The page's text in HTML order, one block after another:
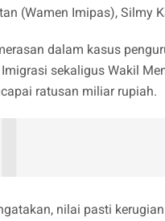
(Wamen Imipas), Silmy
dalam kasus
sekaligus Wakil
ratusan miliar rupiah.
nilai pasti